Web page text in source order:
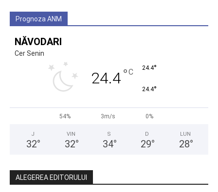
Prognoza ANM
NĂVODARI
Cer Senin
24.4°C 24.4°
24.4°
54% 3m/s 0%
J
32°
VIN
32°
S
34°
D
29°
LUN
28°
ALEGEREA EDITORULUI